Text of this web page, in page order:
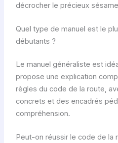
décrocher le précieux
Quel type de manuel est le
débutants ?
Le manuel généraliste est
propose une explication
règles du code de la route,
concrets et des encadrés
compréhension.
Peut-on réussir le code de la